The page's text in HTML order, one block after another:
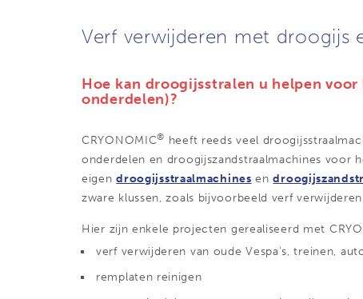
Verf verwijderen met droogijs
Hoe kan droogijsstralen u helpen
onderdelen)?
CRYONOMIC® heeft reeds veel
onderdelen en droogijszandstraalmachines voor
eigendroogijsstraalmachines en
zware klussen, zoals bijvoorbeeld verf
Hier zijn enkele projecten gerealiseerd met
verf verwijderen van oude Vespa's, treinen,
remplaten reinigen